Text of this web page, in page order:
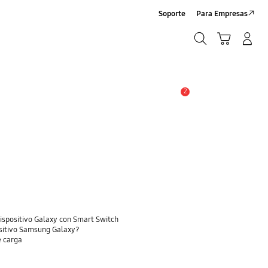
Soporte Para Empresas
2
Galaxy con Smart Switch
Samsung Galaxy?
carga